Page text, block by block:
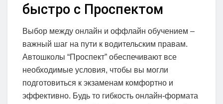
быстро с Проспектом
Выбор между онлайн и оффлайн обучением –
важный шаг на пути к водительским правам.
Автошколы “Проспект” обеспечивают все
необходимые условия, чтобы вы могли
подготовиться к экзаменам комфортно и
эффективно. Будь то гибкость онлайн-формата